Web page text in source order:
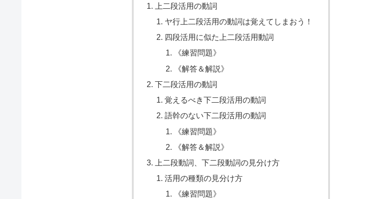
上二段活用の動詞
ヤ行上二段活用の動詞は覚えてしまおう！
四段活用に似た上二段活用動詞
《練習問題》
《解答＆解説》
下二段活用の動詞
覚えるべき下二段活用の動詞
語幹のない下二段活用の動詞
《練習問題》
《解答＆解説》
上二段動詞、下二段動詞の見分け方
活用の種類の見分け方
《練習問題》